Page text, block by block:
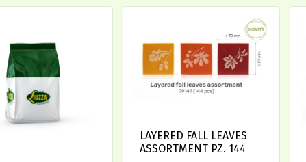
LAYERED FALL LEAVES
ASSORTMENT PZ. 144